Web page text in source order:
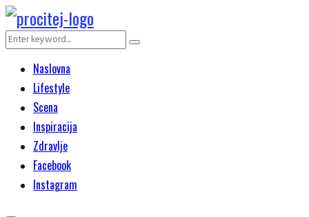
Search
Search
Naslovna
Lifestyle
Scena
Inspiracija
Zdravlje
Facebook
Instagram